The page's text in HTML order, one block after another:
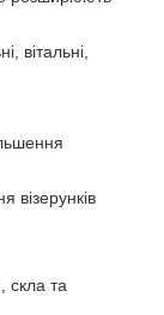
вітальні,
візерунків
та